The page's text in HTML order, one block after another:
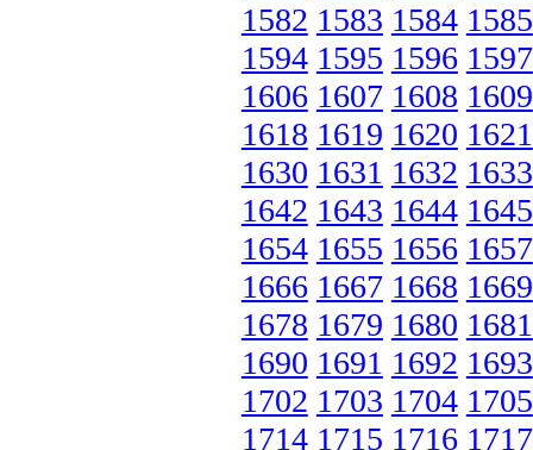
1582 1583 1584 1585
1594 1595 1596 1597
1606 1607 1608 1609
1618 1619 1620 1621
1630 1631 1632 1633
1642 1643 1644 1645
1654 1655 1656 1657
1666 1667 1668 1669
1678 1679 1680 1681
1690 1691 1692 1693
1702 1703 1704 1705
1714 1715 1716 1717